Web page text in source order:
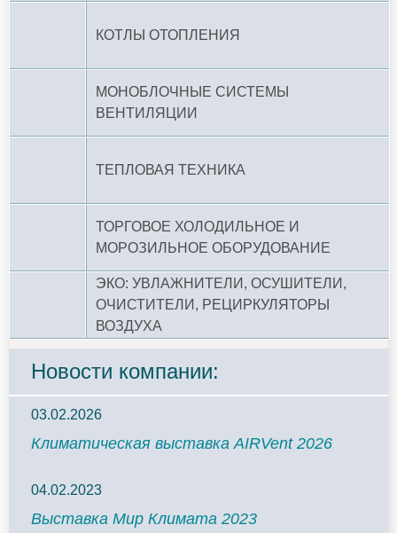
КОТЛЫ ОТОПЛЕНИЯ
МОНОБЛОЧНЫЕ СИСТЕМЫ
ВЕНТИЛЯЦИИ
ТЕПЛОВАЯ ТЕХНИКА
ТОРГОВОЕ ХОЛОДИЛЬНОЕ И
МОРОЗИЛЬНОЕ ОБОРУДОВАНИЕ
ЭКО: УВЛАЖНИТЕЛИ, ОСУШИТЕЛИ,
ОЧИСТИТЕЛИ, РЕЦИРКУЛЯТОРЫ
ВОЗДУХА
Новости компании:
03.02.2026
Климатическая выставка AIRVent 2026
04.02.2023
Выставка Мир Климата 2023